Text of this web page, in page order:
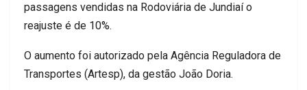
passagens vendidas na Rodoviária de Jundiaí o
reajuste é de 10%.
O aumento foi autorizado pela Agência Reguladora de
Transportes (Artesp), da gestão João Doria.